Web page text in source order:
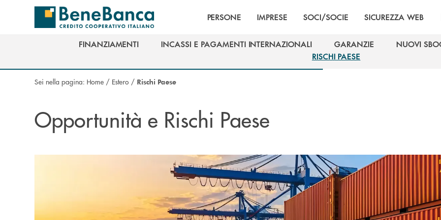
Salta al contenuto principale
PERSONE IMPRESE SOCI/SOCIE SICUREZZA WEB
FINANZIAMENTI
INCASSI E PAGAMENTI INTERNAZIONALI
GARANZIE
GARANZIE
NUOVI
RISCHI PAESE
RISCHI PAESE
Sei nella pagina: Home / Estero / Rischi Paese
Opportunità e Rischi Paese